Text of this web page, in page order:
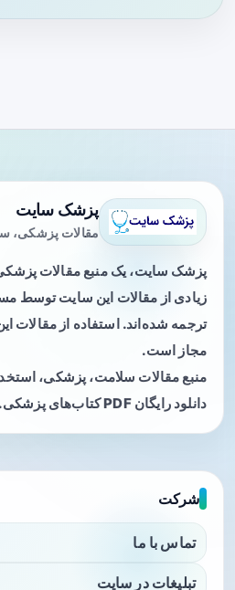
پزشک سایت
مقالات پزشکی،
پزشک سایت، یک منبع مقالات
زیادی از مقالات این سایت توسط
ترجمه شده‌اند. استفاده از مقالات
مجاز است.
منبع مقالات سلامت، پزشکی،
دانلود رایگان PDF کتاب‌های پزشکی.
شرکت
تماس با ما
تبلیغات در سایت